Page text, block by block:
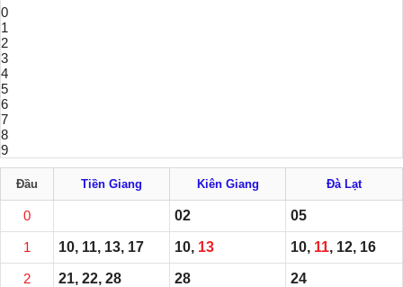
0
1
2
3
4
5
6
7
8
9
Đầu Tiền Giang Kiên Giang Đà Lạt
0 02 05
1 10, 11, 13, 17 10, 13 10, 11, 12, 16
2 21, 22, 28 28 24